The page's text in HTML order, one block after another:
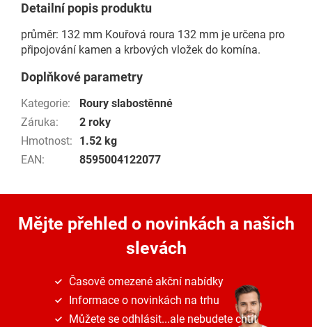
Detailní popis produktu
průměr: 132 mm Kouřová roura 132 mm je určena pro
připojování kamen a krbových vložek do komína.
Doplňkové parametry
Kategorie:
Roury slabostěnné
Záruka:
2 roky
Hmotnost:
1.52 kg
EAN: 8595004122077
Mějte přehled o novinkách a našich
slevách
Časově omezené akční nabídky
Informace o novinkách na trhu
Můžete se odhlásit...ale nebudete chtít